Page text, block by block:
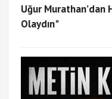
Uğur Murathan’dan
Olaydın"